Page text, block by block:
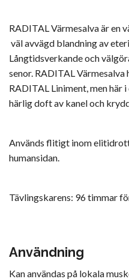
RADITAL Värmesalva är en
väl avvägd blandning av
Långtidsverkande och
senor. RADITAL
RADITAL Liniment, men här
härlig doft av kanel och
Används flitigt inom
humansidan.
Tävlingskarens: 96
Användning
Kan användas på lokala